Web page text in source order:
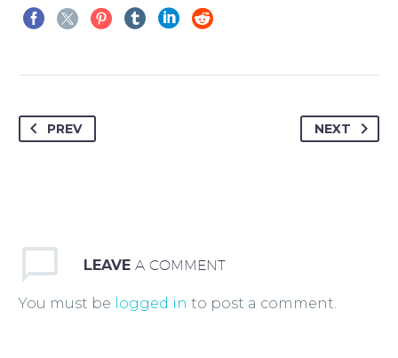
PREV NEXT
LEAVE A COMMENT
You must be logged in to post a comment.